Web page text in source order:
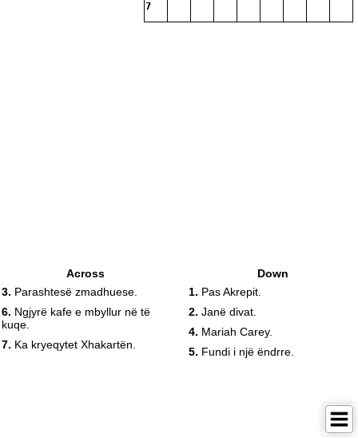
7
Across
3. Parashtesë zmadhuese.
6. Ngjyrë kafe e mbyllur në të
kuqe.
7. Ka kryeqytet Xhakartën.
Down
1. Pas Akrepit.
2. Janë divat.
4. Mariah Carey.
5. Fundi i një ëndrre.